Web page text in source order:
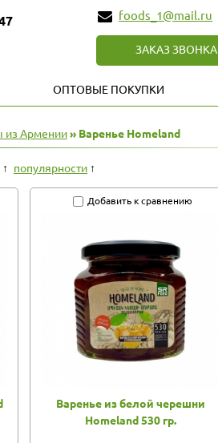
foods_1@mail.ru
ЗАКАЗ ЗВОНКА
ОПТОВЫЕ ПОКУПКИ
из Армении» Варенье Homeland
популярности
Добавить к сравнению
Варенье из белой черешни
Homeland 530 гр.